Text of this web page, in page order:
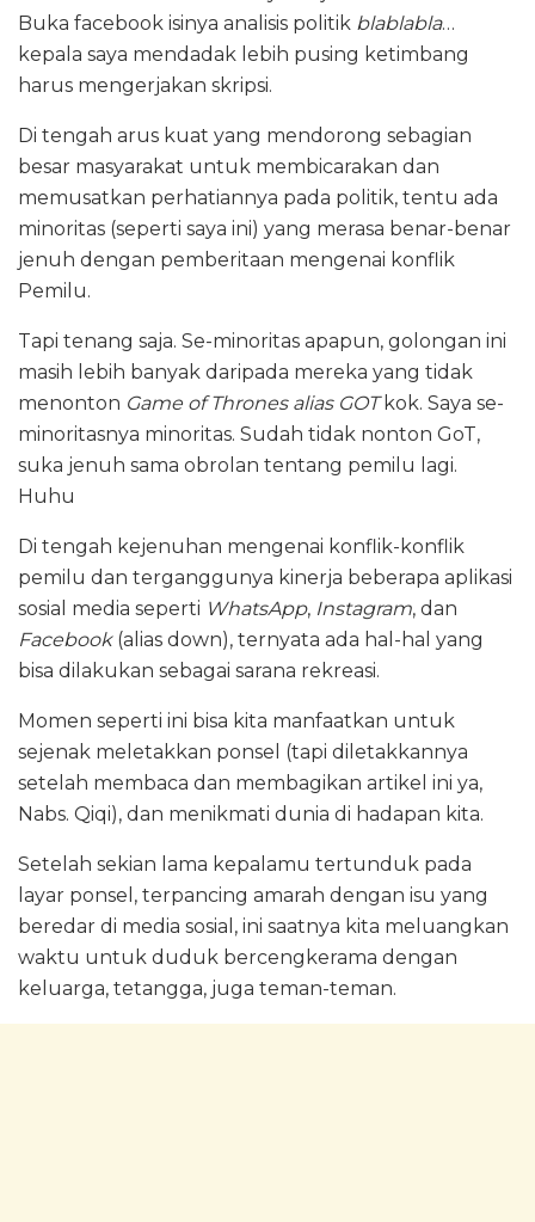
Buka facebook isinya analisis politik blablabla…
kepala saya mendadak lebih pusing ketimbang
harus mengerjakan skripsi.
Di tengah arus kuat yang mendorong sebagian
besar masyarakat untuk membicarakan dan
memusatkan perhatiannya pada politik, tentu ada
minoritas (seperti saya ini) yang merasa benar-benar
jenuh dengan pemberitaan mengenai konflik
Pemilu.
Tapi tenang saja. Se-minoritas apapun, golongan ini
masih lebih banyak daripada mereka yang tidak
menonton Game of Thrones alias GOTkok. Saya se-
minoritasnya minoritas. Sudah tidak nonton GoT,
suka jenuh sama obrolan tentang pemilu lagi.
Huhu
Di tengah kejenuhan mengenai konflik-konflik
pemilu dan terganggunya kinerja beberapa aplikasi
sosial media seperti WhatsApp, Instagram, dan
Facebook(alias down), ternyata ada hal-hal yang
bisa dilakukan sebagai sarana rekreasi.
Momen seperti ini bisa kita manfaatkan untuk
sejenak meletakkan ponsel (tapi diletakkannya
setelah membaca dan membagikan artikel ini ya,
Nabs. Qiqi), dan menikmati dunia di hadapan kita.
Setelah sekian lama kepalamu tertunduk pada
layar ponsel, terpancing amarah dengan isu yang
beredar di media sosial, ini saatnya kita meluangkan
waktu untuk duduk bercengkerama dengan
keluarga, tetangga, juga teman-teman.